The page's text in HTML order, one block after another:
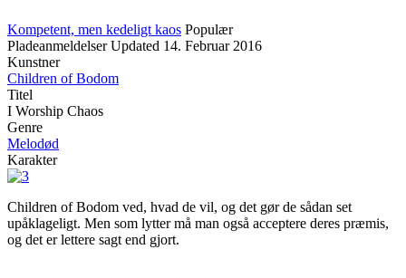
Kompetent, men kedeligt kaos Populær
Pladeanmeldelser Updated 14. Februar 2016
Kunstner
Children of Bodom
Titel
I Worship Chaos
Genre
Melodød
Karakter
Children of Bodom ved, hvad de vil, og det gør de sådan set
upåklageligt. Men som lytter må man også acceptere deres præmis,
og det er lettere sagt end gjort.